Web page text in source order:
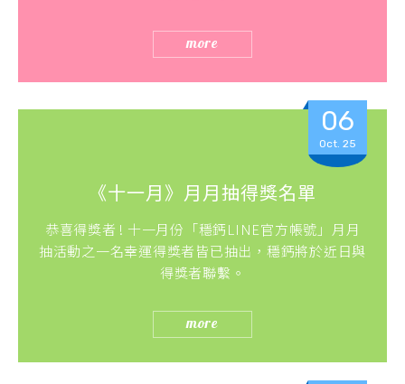
more
06
Oct. 25
《十一月》月月抽得獎名單
恭喜得獎者 ! 十一月份「穩鈣LINE官方帳號」月月
抽活動之一名幸運得獎者皆已抽出，穩鈣將於近日與
得獎者聯繫。
more